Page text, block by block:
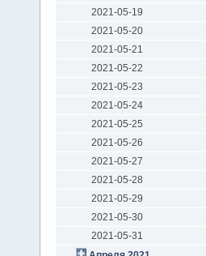
2021-05-19
2021-05-20
2021-05-21
2021-05-22
2021-05-23
2021-05-24
2021-05-25
2021-05-26
2021-05-27
2021-05-28
2021-05-29
2021-05-30
2021-05-31